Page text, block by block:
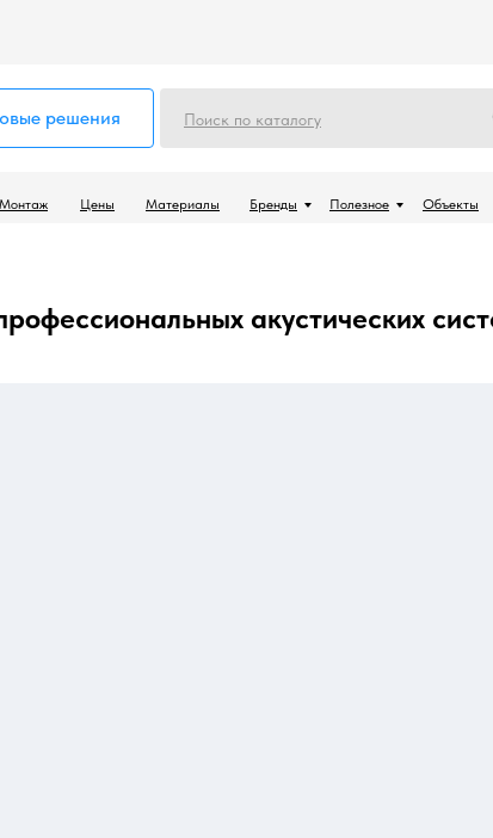
Поиск по каталогу
Материалы Полезное Объекты
Бренды
Монтаж Цены
решения
акустических